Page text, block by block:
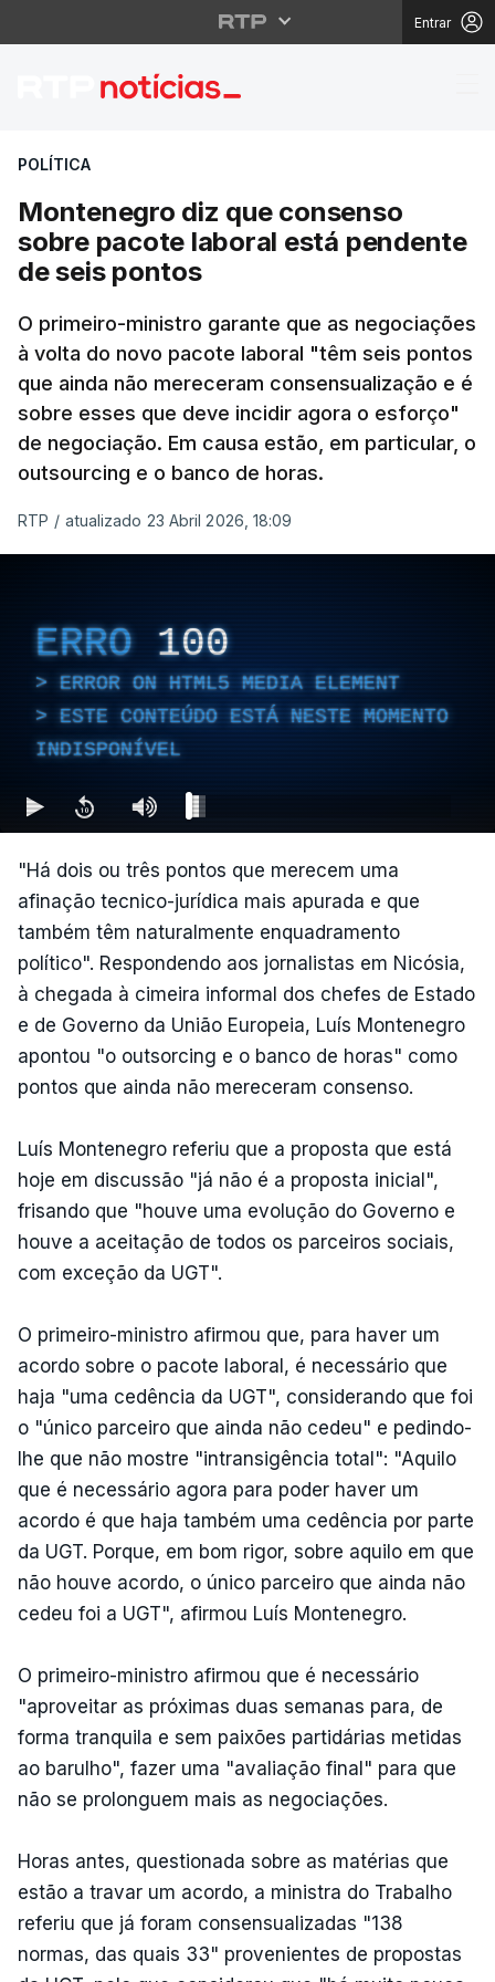
Entrar
Montenegro diz que
POLÍTICA
Montenegro diz que consenso
sobre pacote laboral está pendente
de seis pontos
O primeiro-ministro garante que as negociações
à volta do novo pacote laboral "têm seis pontos
que ainda não mereceram consensualização e é
sobre esses que deve incidir agora o esforço"
de negociação. Em causa estão, em particular, o
outsourcing e o banco de horas.
RTP / atualizado 23 Abril 2026, 18:09
ERRO 100
ERROR ON HTML5 MEDIA ELEMENT
ESTE CONTEÚDO ESTÁ NESTE MOMENTO
INDISPONÍVEL
"Há dois ou três pontos que merecem uma
afinação tecnico-jurídica mais apurada e que
também têm naturalmente enquadramento
político". Respondendo aos jornalistas em Nicósia,
à chegada à cimeira informal dos chefes de Estado
e de Governo da União Europeia, Luís Montenegro
apontou "o outsorcing e o banco de horas" como
pontos que ainda não mereceram consenso.
Luís Montenegro referiu que a proposta que está
hoje em discussão "já não é a proposta inicial",
frisando que "houve uma evolução do Governo e
houve a aceitação de todos os parceiros sociais,
com exceção da UGT".
O primeiro-ministro afirmou que, para haver um
acordo sobre o pacote laboral, é necessário que
haja "uma cedência da UGT", considerando que foi
o "único parceiro que ainda não cedeu" e pedindo-
lhe que não mostre "intransigência total": "Aquilo
que é necessário agora para poder haver um
acordo é que haja também uma cedência por parte
da UGT. Porque, em bom rigor, sobre aquilo em que
não houve acordo, o único parceiro que ainda não
cedeu foi a UGT", afirmou Luís Montenegro.
O primeiro-ministro afirmou que é necessário
"aproveitar as próximas duas semanas para, de
forma tranquila e sem paixões partidárias metidas
ao barulho", fazer uma "avaliação final" para que
não se prolonguem mais as negociações.
Horas antes, questionada sobre as matérias que
estão a travar um acordo, a ministra do Trabalho
referiu que já foram consensualizadas "138
normas, das quais 33" provenientes de propostas